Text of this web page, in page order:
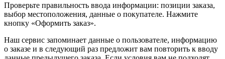
Проверьте правильность ввода информации: позиции заказа,
выбор местоположения, данные о покупателе. Нажмите
кнопку «Оформить заказ».
Наш сервис запоминает данные о пользователе, информацию
о заказе и в следующий раз предложит вам повторить к вводу